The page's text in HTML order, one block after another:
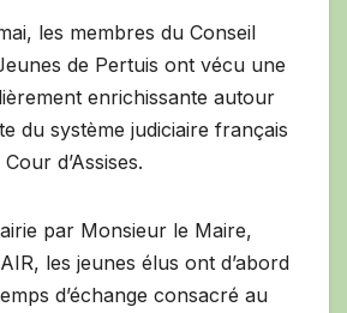
les membres du Conseil
de Pertuis ont vécu une
enrichissante autour
du système judiciaire français
d’Assises.
par Monsieur le Maire,
les jeunes élus ont d’abord
d’échange consacré au